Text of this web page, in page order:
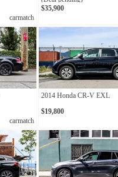
carmatch
$35,900
carmatch
2014 Honda CR-V EXL
$19,800